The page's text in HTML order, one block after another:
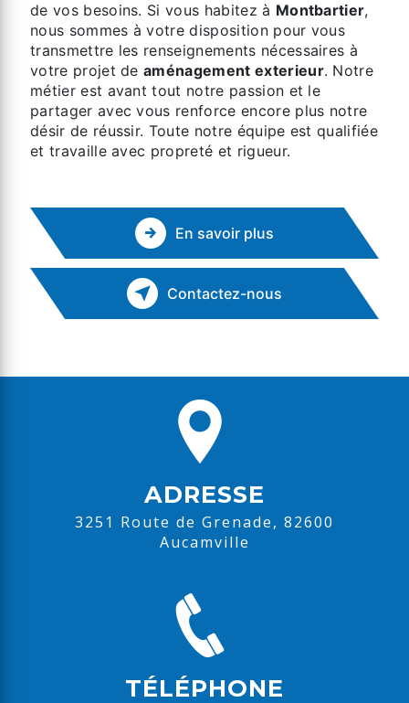
de vos besoins. Si vous habitez à Montbartier,
nous sommes à votre disposition pour vous
transmettre les renseignements nécessaires à
votre projet deaménagement exterieur. Notre
métier est avant tout notre passion et le
partager avec vous renforce encore plus notre
désir de réussir. Toute notre équipe est qualifiée
et travaille avec propreté et rigueur.
En savoir plus
Contactez-nous
ADRESSE
3251 Route de Grenade, 82600
Aucamville
TÉLÉPHONE